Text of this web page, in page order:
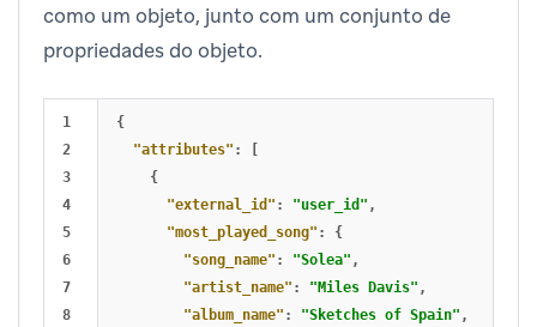
como um objeto, junto com um conjunto de
propriedades do objeto.
1
2
3
4
5
6
7
8
{
"attributes" :
{
"external_id" : "user_id" ,
"most_played_song" :
{
"song_name" : "Solea" ,
"artist_name" : "Miles Davis" ,
"album_name" : "Sketches of Spain" ,